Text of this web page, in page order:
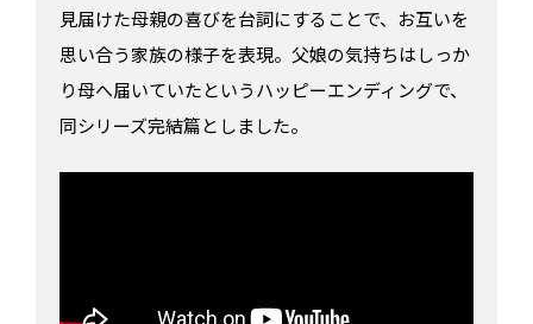
見届けた母親の喜びを台詞にすることで、お互いを
思い合う家族の様子を表現。父娘の気持ちはしっか
り母へ届いていたというハッピーエンディングで、
同シリーズ完結篇としました。